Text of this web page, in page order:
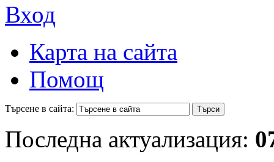
Вход
Карта на сайта
Помощ
Търсене в сайта:
Последна актуализация: